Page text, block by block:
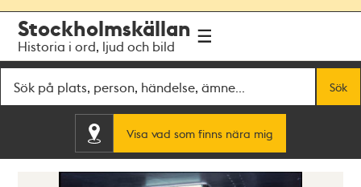
navigationen
huvudinnehållet
Stockholmskällan
Historia i ord, ljud och bild
Sök
Visa vad som finns nära mig